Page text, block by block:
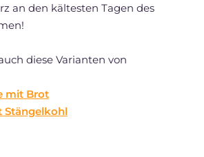
an den kältesten Tagen des
diese Varianten von
mit Brot
Stängelkohl